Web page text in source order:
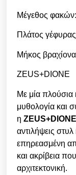
Μέγεθος
Πλάτος
Μήκος
ZEUS+DIONE
Με μία πλούσια
μυθολογία και
ηZEUS+DIONE
αντιλήψεις στυλ
επηρεασμένη
και ακρίβεια
αρχιτεκτονική.